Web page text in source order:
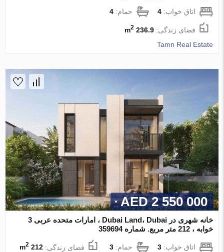
اتاق خواب:4 حمام:4
فضای زندگی:236.9 m
2
Tamn Real Estate
2 550 000 AED
خانه شهری در Dubai Land، Dubai ، امارات متحده عربی 3
خوابه ، 212 متر مربع. شماره 359694
اتاق خواب:3 حمام:3 فضای زندگی:212 m
2